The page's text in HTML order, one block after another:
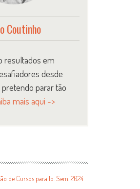
Coutinho
resultados em
desde
pretendo parar tão
mais aqui ->
de Cursos para 1o. Sem. 2024